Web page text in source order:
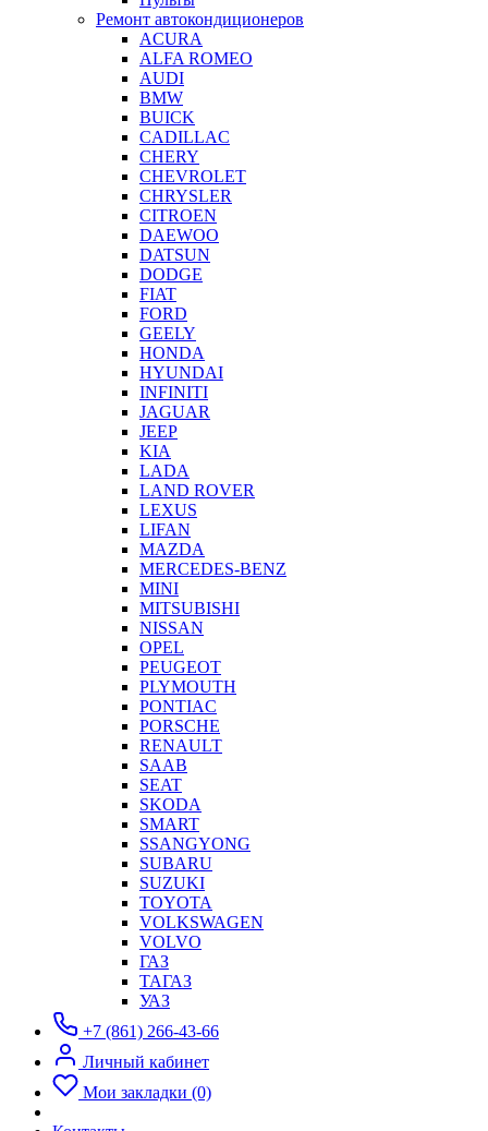
Ремонт автокондиционеров
ACURA
ALFA ROMEO
AUDI
BMW
BUICK
CADILLAC
CHERY
CHEVROLET
CHRYSLER
CITROEN
DAEWOO
DATSUN
DODGE
FIAT
FORD
GEELY
HONDA
HYUNDAI
INFINITI
JAGUAR
JEEP
KIA
LADA
LAND ROVER
LEXUS
LIFAN
MAZDA
MERCEDES-BENZ
MINI
MITSUBISHI
NISSAN
OPEL
PEUGEOT
PLYMOUTH
PONTIAC
PORSCHE
RENAULT
SAAB
SEAT
SKODA
SMART
SSANGYONG
SUBARU
SUZUKI
TOYOTA
VOLKSWAGEN
VOLVO
ГАЗ
ТАГАЗ
УАЗ
+7 (861) 266-43-66
Личный кабинет
Мои закладки (0)